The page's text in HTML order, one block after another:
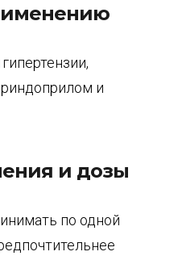
и
и дозы
по одной